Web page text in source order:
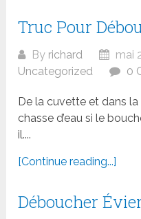
Truc Pour
By richard
mai
Uncategorized
0
De la cuvette et dans
chasse d’eau si le
il....
[Continue reading...]
Déboucher